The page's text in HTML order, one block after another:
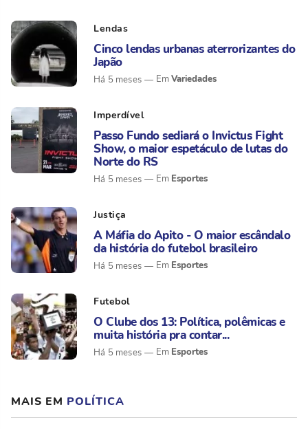
Lendas
Cinco lendas urbanas aterrorizantes do
Japão
Há 5 meses Variedades
Imperdível
Passo Fundo sediará o Invictus Fight
Show, o maior espetáculo de lutas do
Norte do RS
Há 5 meses Esportes
Justiça
A Máfia do Apito - O maior escândalo
da história do futebol brasileiro
Há 5 meses Esportes
Futebol
O Clube dos 13: Política, polêmicas e
muita história pra contar...
Há 5 meses Esportes
MAIS EM POLÍTICA